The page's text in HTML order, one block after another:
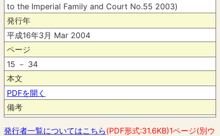
to the Imperial Family and Court No.55 2003)
発行年
平成16年3月 Mar 2004
ページ
15 － 34
本文
PDFを開く
備考
発行者一覧についてはこちら(PDF形式:31.6KB)1ページ(別ウ